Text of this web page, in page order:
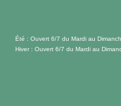
contenuÉté : Ouvert 6/7 du Mardi au
Hiver : Ouvert 6/7 du Mardi au